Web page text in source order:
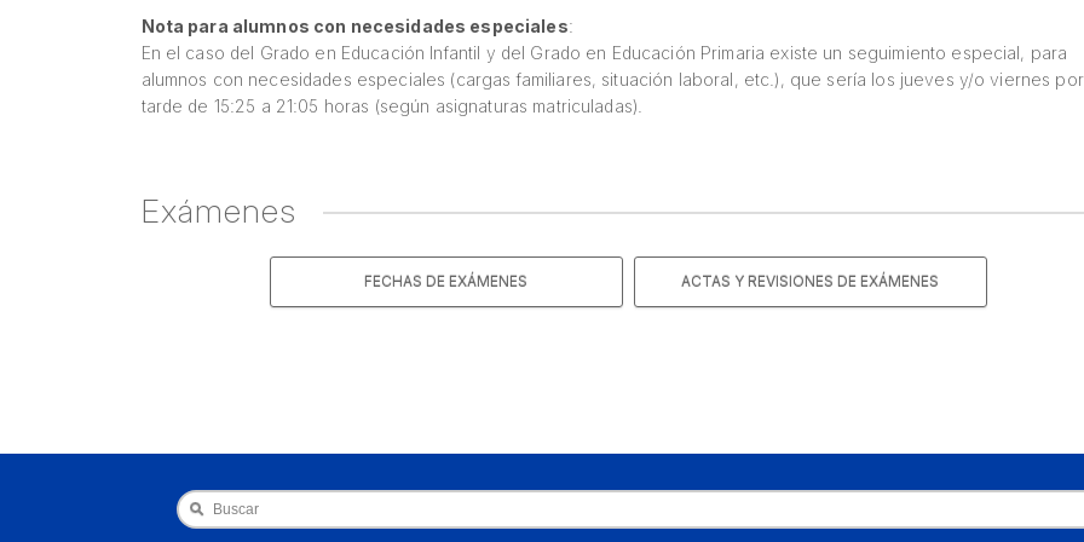
Nota para alumnos con necesidades especiales:
En el caso del Grado en Educación Infantil y del Grado en Educación Primaria existe un seguimiento especial, para
alumnos con necesidades especiales (cargas familiares, situación laboral, etc.), que sería los jueves y/o viernes
tarde de 15:25 a 21:05 horas (según asignaturas matriculadas).
Exámenes
FECHAS DE EXÁMENES ACTAS Y REVISIONES DE EXÁMENES
Buscar